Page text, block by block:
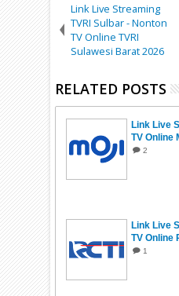
Link Live Streaming
TVRI Sulbar - Nonton
TV Online TVRI
Sulawesi Barat 2026
RELATED POSTS
Link Live
TV Online
2
Link Live
TV Online
1